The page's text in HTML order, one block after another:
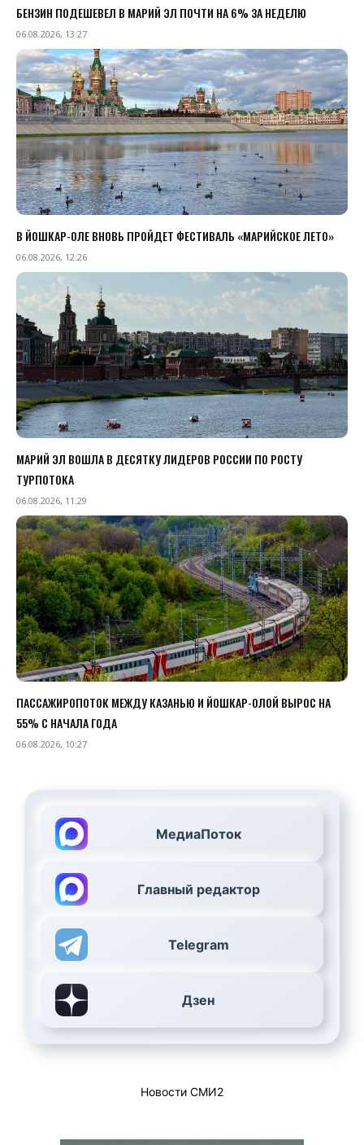
БЕНЗИН ПОДЕШЕВЕЛ В МАРИЙ ЭЛ ПОЧТИ НА 6% ЗА НЕДЕЛЮ
06.08.2026, 13:27
В ЙОШКАР-ОЛЕ ВНОВЬ ПРОЙДЕТ ФЕСТИВАЛЬ «МАРИЙСКОЕ ЛЕТО»
06.08.2026, 12:26
МАРИЙ ЭЛ ВОШЛА В ДЕСЯТКУ ЛИДЕРОВ РОССИИ ПО РОСТУ
ТУРПОТОКА
06.08.2026, 11:29
ПАССАЖИРОПОТОК МЕЖДУ КАЗАНЬЮ И ЙОШКАР-ОЛОЙ ВЫРОС НА
55% С НАЧАЛА ГОДА
06.08.2026, 10:27
МедиаПоток
Главный редактор
Telegram
Дзен
Новости СМИ2